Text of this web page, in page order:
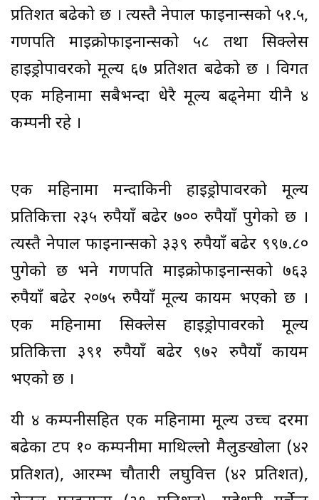
प्रतिशत बढेको छ । त्यस्तै नेपाल फाइनान्सको ५१.५,
गणपति माइक्रोफाइनान्सको ५८ तथा सिक्लेस
हाइड्रोपावरको मूल्य ६७ प्रतिशत बढेको छ । विगत
एक महिनामा सबैभन्दा धेरै मूल्य बढ्नेमा यीनै ४
कम्पनी रहे ।
एक महिनामा मन्दाकिनी हाइड्रोपावरको मूल्य
प्रतिकित्ता २३५ रुपैयाँ बढेर ७०० रुपैयाँ पुगेको छ ।
त्यस्तै नेपाल फाइनान्सको ३३९ रुपैयाँ बढेर ९९७.८०
पुगेको छ भने गणपति माइक्रोफाइनान्सको ७६३
रुपैयाँ बढेर २०७५ रुपैयाँ मूल्य कायम भएको छ ।
एक महिनामा सिक्लेस हाइड्रोपावरको मूल्य
प्रतिकित्ता ३९१ रुपैयाँ बढेर ९७२ रुपैयाँ कायम
भएको छ ।
यी ४ कम्पनीसहित एक महिनामा मूल्य उच्च दरमा
बढेका टप १० कम्पनीमा माथिल्लो मैलुङखोला (४२
प्रतिशत), आरम्भ चौतारी लघुवित्त (४२ प्रतिशत),